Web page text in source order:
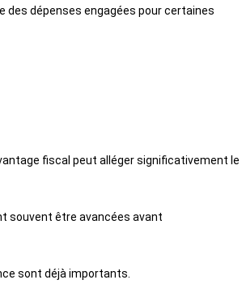
des dépenses engagées pour certaines
fiscal peut alléger significativement le
souvent être avancées avant
sont déjà importants.